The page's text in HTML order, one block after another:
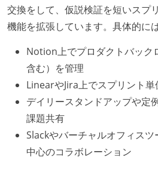
交換をして、仮説検証を短いスプ
機能を拡張しています。具体的に
Notion上でプロダクトバック
含む）を管理
LinearやJira上でスプリント
デイリースタンドアップや定
課題共有
Slackやバーチャルオフィス
中心のコラボレーション